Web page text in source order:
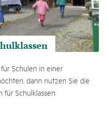
Schulen in einer
dann nutzen Sie die
Schulklassen.